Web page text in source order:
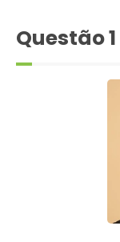
Questão1